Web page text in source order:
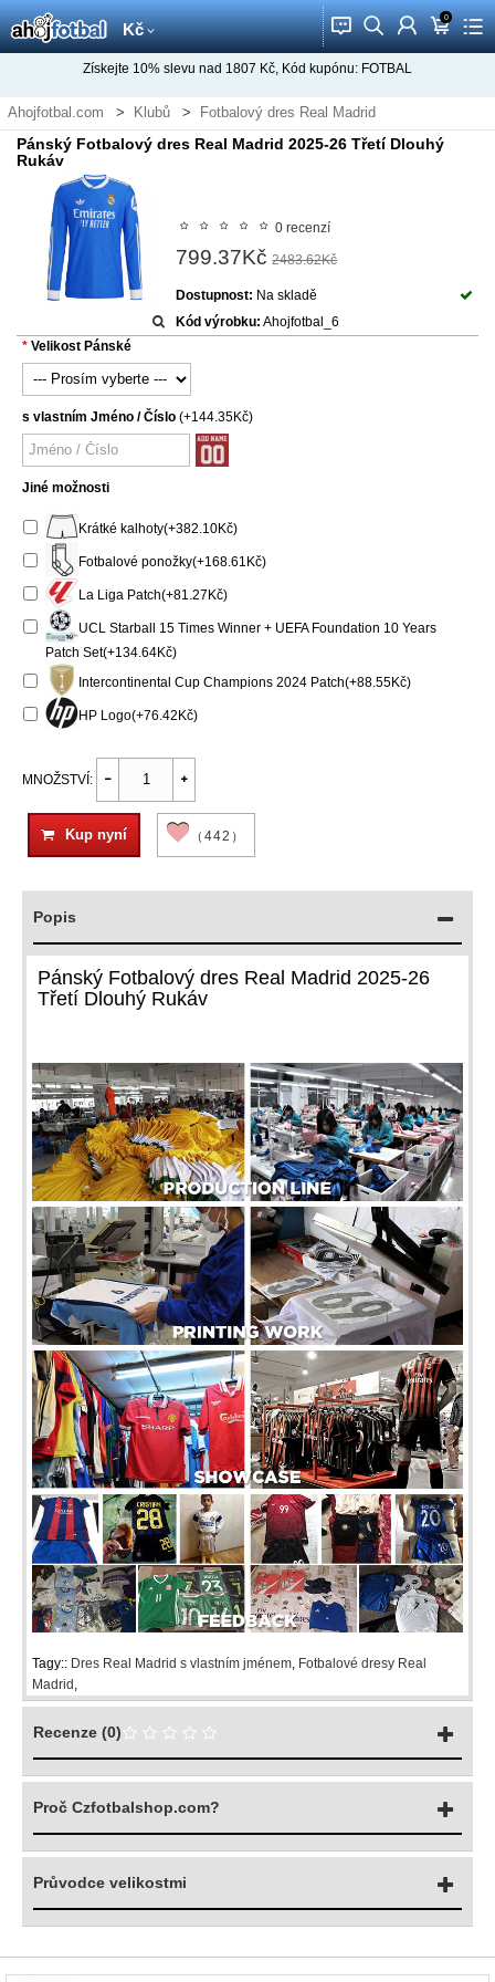
Kč 󰂱 󰂨 󰃳 0
󰃦 󰃖
Získejte 10% slevu nad 1807 Kč, Kód kupónu: FOTBAL
Ahojfotbal.com Klubů Fotbalový dres Real Madrid
Pánský Fotbalový dres Real Madrid 2025-26 Třetí Dlouhý
Rukáv
0 recenzí
799.37Kč 2483.62Kč
Dostupnost: Na skladě
Kód výrobku: Ahojfotbal_6
Velikost Pánské
s vlastním Jméno / Číslo (+144.35Kč)
Jiné možnosti
Krátké kalhoty(+382.10Kč)
Fotbalové ponožky(+168.61Kč)
La Liga Patch(+81.27Kč)
UCL Starball 15 Times Winner + UEFA Foundation 10 Years
Patch Set(+134.64Kč)
Intercontinental Cup Champions 2024 Patch(+88.55Kč)
HP Logo(+76.42Kč)
MNOŽSTVÍ:
Kup nyní （442）
Popis
Pánský Fotbalový dres Real Madrid 2025-26
Třetí Dlouhý Rukáv
Tagy:: Dres Real Madrid s vlastním jménem Fotbalové dresy Real
Madrid
Recenze (0)
Proč Czfotbalshop.com?
Průvodce velikostmi